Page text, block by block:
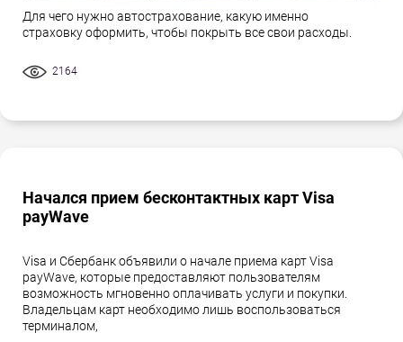
Для чего нужно автострахование, какую именно
страховку оформить, чтобы покрыть все свои расходы.
2164
Начался прием бесконтактных карт Visa
payWave
Visa и Сбербанк объявили о начале приема карт Visa
payWave, которые предоставляют пользователям
возможность мгновенно оплачивать услуги и покупки.
Владельцам карт необходимо лишь воспользоваться
терминалом,